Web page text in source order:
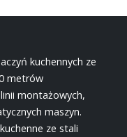
kuchennych ze
metrów
montażowych,
maszyn.
ze stali